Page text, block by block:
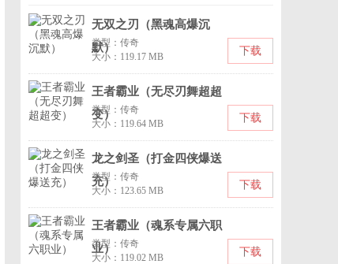
无双之刃（黑魂高爆沉
默）
类型：传奇
大小：119.17 MB
下载
王者霸业（无尽刃舞超超
变）
类型：传奇
大小：119.64 MB
下载
龙之剑圣（打金四侠爆送
充）
类型：传奇
大小：123.65 MB
下载
王者霸业（魂系专属六职
业）
类型：传奇
大小：119.02 MB
下载